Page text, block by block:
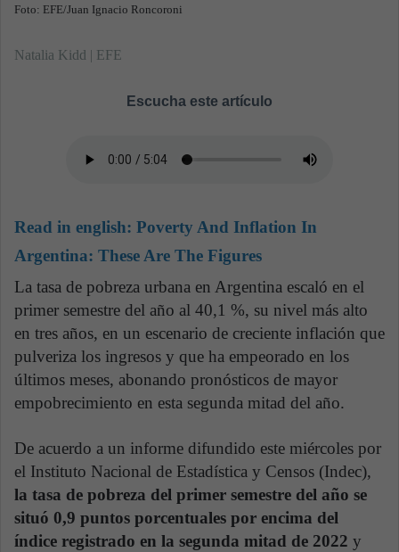
Foto: EFE/Juan Ignacio Roncoroni
Natalia Kidd | EFE
Escucha este artículo
Read in english: Poverty And Inflation In
Argentina: These Are The Figures
La tasa de pobreza urbana en Argentina escaló en el
primer semestre del año al 40,1 %, su nivel más alto
en tres años, en un escenario de creciente inflación que
pulveriza los ingresos y que ha empeorado en los
últimos meses, abonando pronósticos de mayor
empobrecimiento en esta segunda mitad del año.
De acuerdo a un informe difundido este miércoles por
el Instituto Nacional de Estadística y Censos (Indec),
la tasa de pobreza del primer semestre del año se
situó 0,9 puntos porcentuales por encima del
índice registrado en la segunda mitad de 2022 y